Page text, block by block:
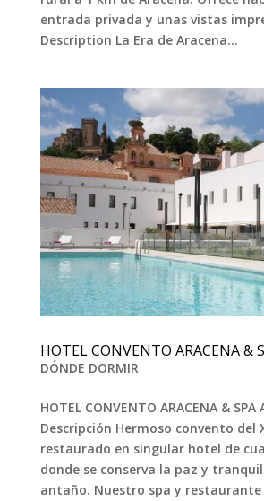
entrada privada y unas vistas
Description La Era de Aracena...
HOTEL CONVENTO ARACENA &
DÓNDE DORMIR
HOTEL CONVENTO ARACENA & SPA
Descripción Hermoso convento del
restaurado en singular hotel de
donde se conserva la paz y
antaño. Nuestro spa y